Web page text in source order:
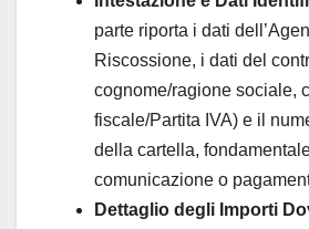
parte riporta i dati
Riscossione, i dati del
cognome/ragione sociale,
fiscale/Partita IVA) e il
della cartella,
comunicazione o
Dettaglio degli Importi